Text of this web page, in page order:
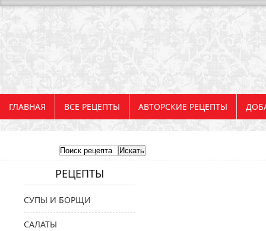
ГЛАВНАЯ ВСЕ РЕЦЕПТЫ АВТОРСКИЕ РЕЦЕПТЫ
РЕЦЕПТЫ
СУПЫ И БОРЩИ
САЛАТЫ